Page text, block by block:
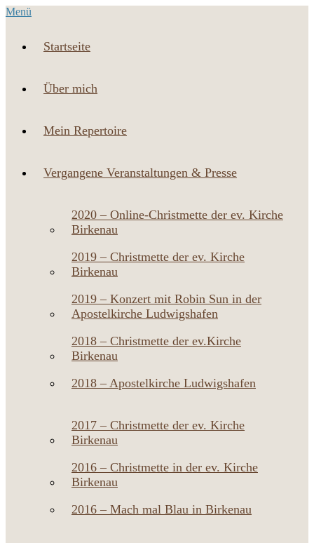
Menü
Startseite
Über mich
Mein Repertoire
Vergangene Veranstaltungen & Presse
2020 – Online-Christmette der ev. Kirche
Birkenau
2019 – Christmette der ev. Kirche
Birkenau
2019 – Konzert mit Robin Sun in der
Apostelkirche Ludwigshafen
2018 – Christmette der ev.Kirche
Birkenau
2018 – Apostelkirche Ludwigshafen
2017 – Christmette der ev. Kirche
Birkenau
2016 – Christmette in der ev. Kirche
Birkenau
2016 – Mach mal Blau in Birkenau